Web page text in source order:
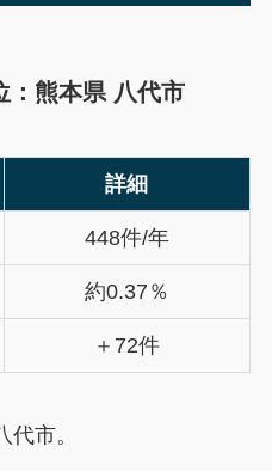
：熊本県 八代市
詳細
448件/年
約0.37％
＋72件
市。